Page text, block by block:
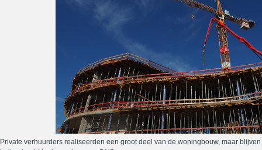
Private verhuurders realiseerden een groot deel van de woningbouw, maar blijven